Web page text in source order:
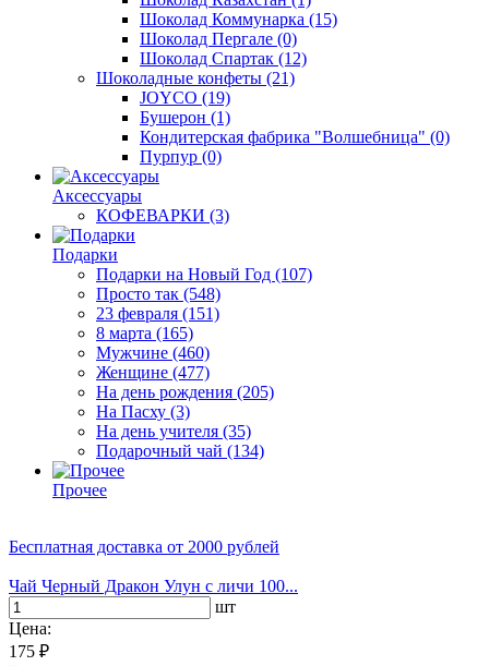
Шоколад Коммунарка (15)
Шоколад Пергале (0)
Шоколад Спартак (12)
Шоколадные конфеты (21)
JOYCO (19)
Бушерон (1)
Кондитерская фабрика "Волшебница" (0)
Пурпур (0)
Аксессуары
КОФЕВАРКИ (3)
Подарки
Подарки на Новый Год (107)
Просто так (548)
23 февраля (151)
8 марта (165)
Мужчине (460)
Женщине (477)
На день рождения (205)
На Пасху (3)
На день учителя (35)
Подарочный чай (134)
Прочее
Бесплатная доставка от 2000 рублей
Чай Черный Дракон Улун с личи 100...
шт
Цена:
175 ₽